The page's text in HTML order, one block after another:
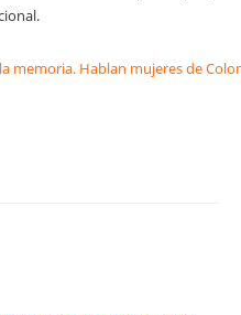
memoria. Hablan mujeres de